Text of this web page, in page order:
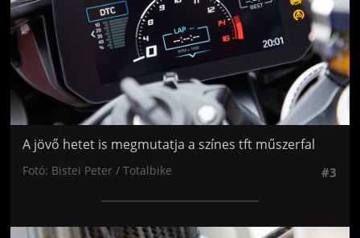
A jövő hetet is megmutatja a színes tft műszerfal
Fotó: Bistei Peter / Totalbike #3